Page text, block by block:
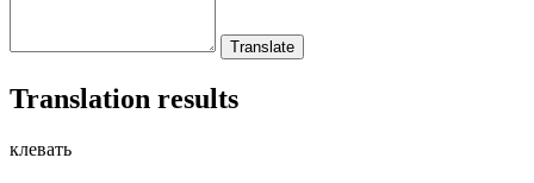
Translation results
клевать